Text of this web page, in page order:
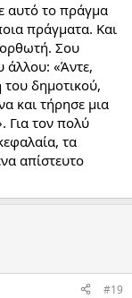
αυτό το πράγμα
πράγματα. Και
Σου
άλλου: «Άντε,
του δημοτικού,
και τήρησε μια
Για τον πολύ
τα
απίστευτο
#19